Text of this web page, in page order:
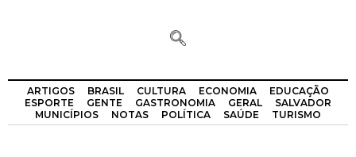
ARTIGOS BRASIL CULTURA ECONOMIA
EDUCAÇÃO
ESPORTE
GENTE GASTRONOMIA GERAL
SALVADOR
MUNICÍPIOS
NOTAS POLÍTICA SAÚDE TURISMO